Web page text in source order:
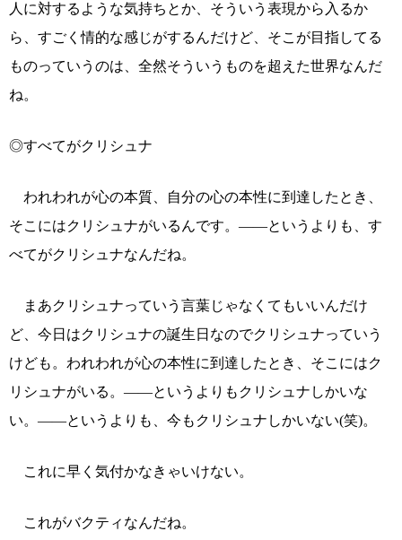
人に対するような気持ちとか、そういう表現から入るか
ら、すごく情的な感じがするんだけど、そこが目指してる
ものっていうのは、全然そういうものを超えた世界なんだ
ね。
◎すべてがクリシュナ
われわれが心の本質、自分の心の本性に到達したとき、
そこにはクリシュナがいるんです。――というよりも、す
べてがクリシュナなんだね。
まあクリシュナっていう言葉じゃなくてもいいんだけ
ど、今日はクリシュナの誕生日なのでクリシュナっていう
けども。われわれが心の本性に到達したとき、そこにはク
リシュナがいる。――というよりもクリシュナしかいな
い。――というよりも、今もクリシュナしかいない(笑)。
これに早く気付かなきゃいけない。
これがバクティなんだね。